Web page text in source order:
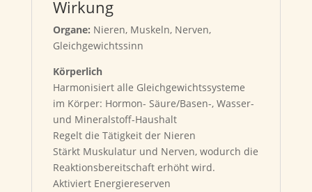
Wirkung
Organe: Nieren, Muskeln, Nerven,
Gleichgewichtssinn
Körperlich
Harmonisiert alle Gleichgewichtssysteme
im Körper: Hormon- Säure/Basen-, Wasser-
und Mineralstoff-Haushalt
Regelt die Tätigkeit der Nieren
Stärkt Muskulatur und Nerven, wodurch die
Reaktionsbereitschaft erhöht wird.
Aktiviert Energiereserven